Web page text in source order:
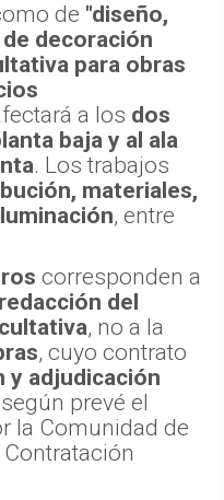
de "diseño,
decoración
para obras
a los dos
baja y al ala
. Los trabajos
materiales,
, entre
corresponden a
del
, no a la
, cuyo contrato
y adjudicación
prevé el
la Comunidad de